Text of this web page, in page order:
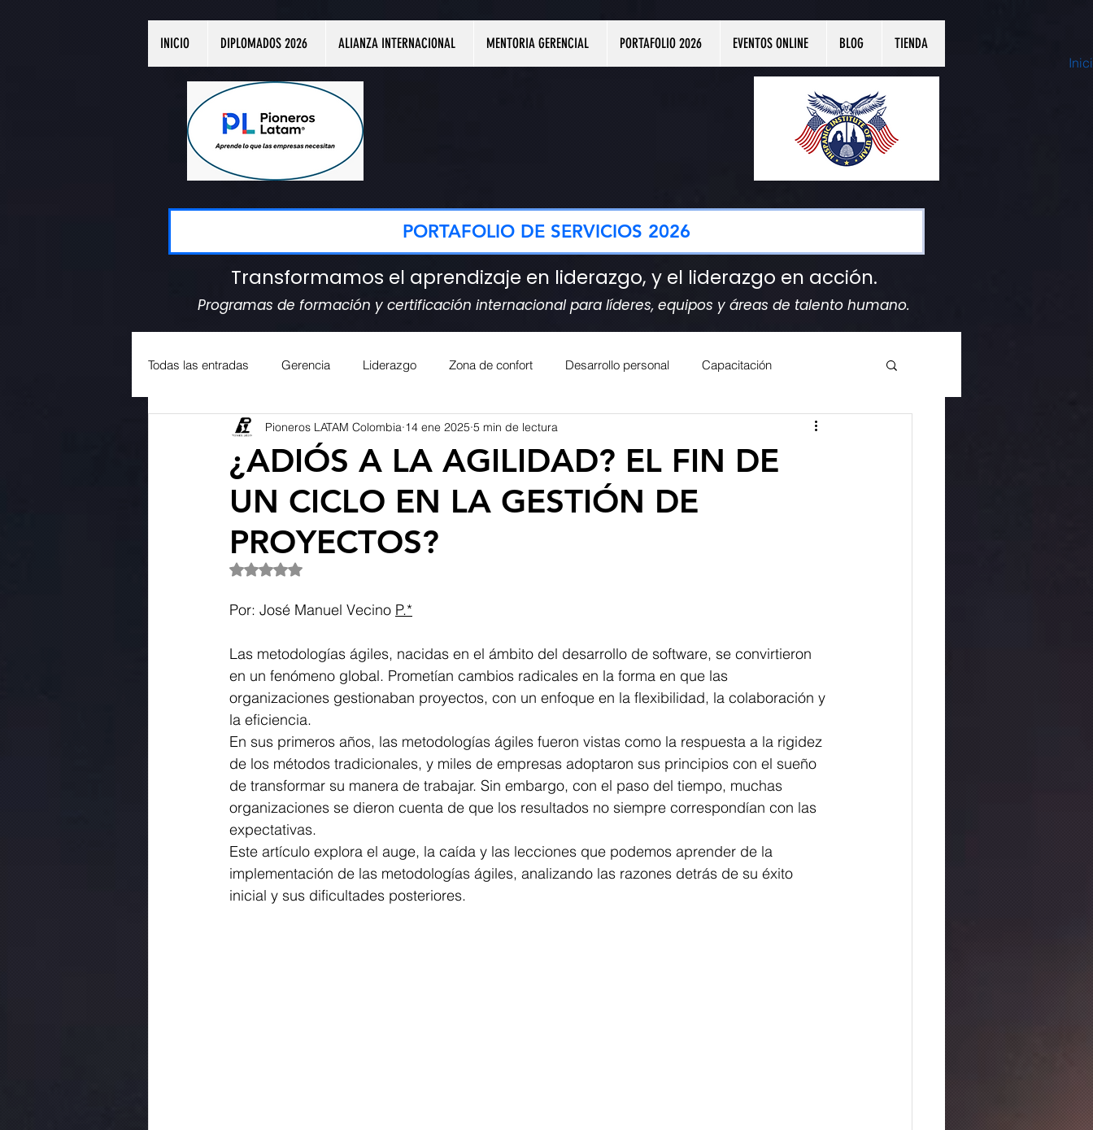
INICIO DIPLOMADOS 2026 ALIANZA INTERNACIONAL MENTORIA GERENCIAL PORTAFOLIO 2026 EVENTOS ONLINE BLOG
TIENDA
PORTAFOLIO DE SERVICIOS 2026
Transformamos el aprendizaje en liderazgo, y el liderazgo en acción.
Programas de formación y certificación internacional para líderes, equipos y áreas de talento humano.
Todas las entradas Gerencia Liderazgo Zona de confort Desarrollo personal Capacitación
Servicio al Cliente Ambiental
¿ADIÓS A LA AGILIDAD? EL FIN DE
UN CICLO EN LA GESTIÓN DE
PROYECTOS?
Pioneros LATAM Colombia 14 ene 2025 5 min de lectura
Obtuvo NaN de 5 estrellas.
Por: José Manuel Vecino P.*
Las metodologías ágiles, nacidas en el ámbito del desarrollo de software, se convirtieron
en un fenómeno global. Prometían cambios radicales en la forma en que las
organizaciones gestionaban proyectos, con un enfoque en la flexibilidad, la colaboración y
la eficiencia.
En sus primeros años, las metodologías ágiles fueron vistas como la respuesta a la rigidez
de los métodos tradicionales, y miles de empresas adoptaron sus principios con el sueño
de transformar su manera de trabajar. Sin embargo, con el paso del tiempo, muchas
organizaciones se dieron cuenta de que los resultados no siempre correspondían con las
expectativas.
Este artículo explora el auge, la caída y las lecciones que podemos aprender de la
implementación de las metodologías ágiles, analizando las razones detrás de su éxito
inicial y sus dificultades posteriores.